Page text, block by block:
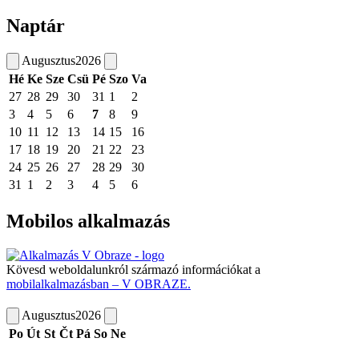
Naptár
Augusztus2026
Hé Ke Sze Csü Pé Szo Va
27 28 29 30 31 1
2
3
4 5 6 7 8
9
10 11 12 13 14 15
16
17 18 19 20 21 22
23
24 25 26 27 28 29
30
31
1 2 3 4 5 6
Mobilos alkalmazás
Kövesd weboldalunkról származó információkat a
mobilalkalmazásban – V OBRAZE.
Augusztus2026
Po Út St Čt Pá So Ne